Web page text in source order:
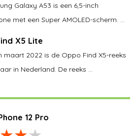
Galaxy A53 is een 6,5-inch
met een Super AMOLED-scherm. ...
X5 Lite
maart 2022 is de Oppo Find X5-reeks
in Nederland. De reeks ...
12 Pro